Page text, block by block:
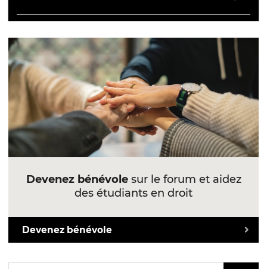
Devenez bénévolesur le forum et aidez
des étudiants en droit
Devenez bénévole